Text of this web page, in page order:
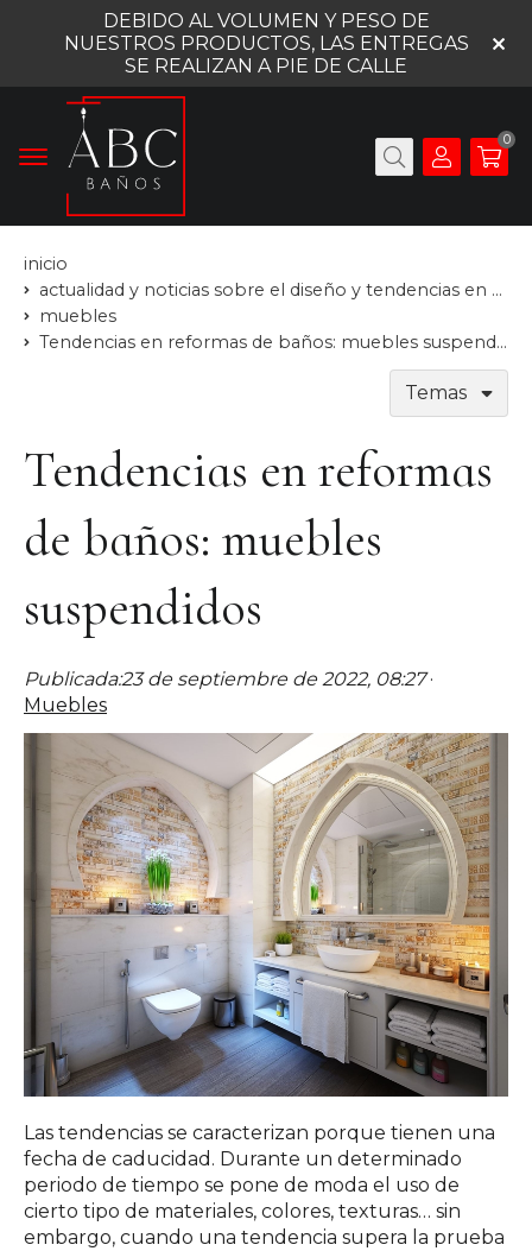
DEBIDO AL VOLUMEN Y PESO DE
NUESTROS PRODUCTOS, LAS ENTREGAS
SE REALIZAN A PIE DE CALLE
0
inicio
actualidad y noticias sobre el diseño y tendencias en baños
muebles
Tendencias en reformas de baños: muebles suspendidos
Temas
Tendencias en reformas
de baños: muebles
suspendidos
Publicada:23 de septiembre de 2022, 08:27·
Muebles
Las tendencias se caracterizan porque tienen una
fecha de caducidad. Durante un determinado
periodo de tiempo se pone de moda el uso de
cierto tipo de materiales, colores, texturas… sin
embargo, cuando una tendencia supera la prueba